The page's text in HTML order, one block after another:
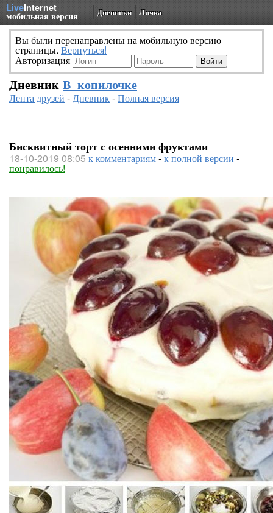
LiveInternet
мобильная версия Дневники Личка
Вы были перенаправлены на мобильную версию
страницы. Вернуться!
Авторизация
Дневник В_копилочке
Лента друзей -Дневник-Полная версия
Бисквитный торт с осенними фруктами
18-10-2019 08:05 к комментариям-к полной версии -
понравилось!